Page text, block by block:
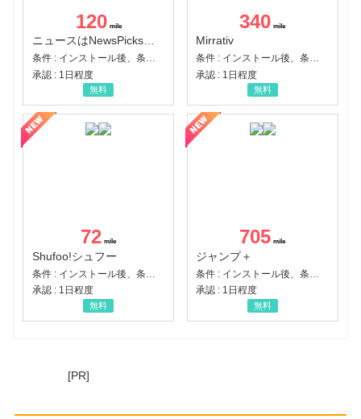
120
ニュースはNewsPicks｜経済ニュース・就活・ビジネス
条件 : インストール後、条件達成
承認 : 1日程度
無料
340
Mirrativ
条件 : インストール後、条件達成
承認 : 1日程度
無料
72
Shufoo!シュフー
承認 : 1日程度
無料
705
ジャンプ＋
承認 : 1日程度
無料
[PR]